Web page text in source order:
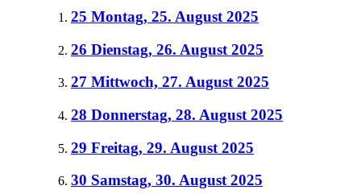
25 Montag, 25. August 2025
26 Dienstag, 26. August 2025
27 Mittwoch, 27. August 2025
28 Donnerstag, 28. August 2025
29 Freitag, 29. August 2025
30 Samstag, 30. August 2025